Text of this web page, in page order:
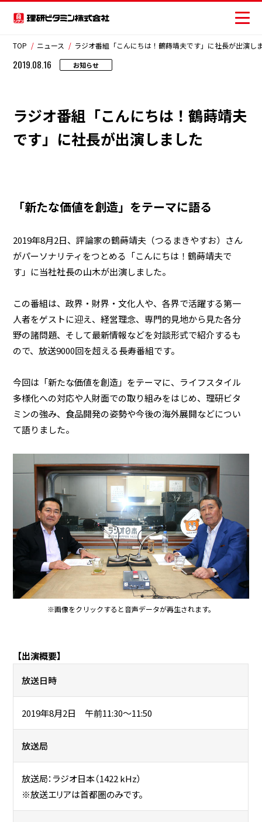
業務用商品
企業情報
EN
ニュース
お問い合わせ
レシピ
おいしさの提案
安全・安心への取り組み
TOP ニュース ラジオ番組「こんにちは！鶴蒔靖夫です」に社長が出演し
2019.08.16 お知らせ
ラジオ番組「こんにちは！鶴蒔靖夫
です」に社長が出演しました
「新たな価値を創造」をテーマに語る
2019年8月2日、評論家の鶴蒔靖夫（つるまきやすお）さん
がパーソナリティをつとめる「こんにちは！鶴蒔靖夫で
す」に当社社長の山木が出演しました。
この番組は、政界・財界・文化人や、各界で活躍する第一
人者をゲストに迎え、経営理念、専門的見地から見た各分
野の諸問題、そして最新情報などを対談形式で紹介するも
ので、放送9000回を超える長寿番組です。
今回は「新たな価値を創造」をテーマに、ライフスタイル
多様化への対応や人財面での取り組みをはじめ、理研ビタ
ミンの強み、食品開発の姿勢や今後の海外展開などについ
て語りました。
※画像をクリックすると音声データが再生されます。
【出演概要】
放送日時
2019年8月2日 午前11:30～11:50
放送局
放送局：ラジオ日本（1422 kHz）
※放送エリアは首都圏のみです。